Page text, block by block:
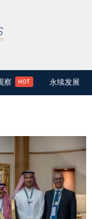
察 永续发展